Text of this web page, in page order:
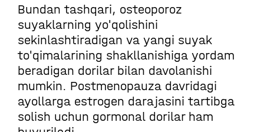
Bundan tashqari, osteoporoz
suyaklarning yo'qolishini
sekinlashtiradigan va yangi suyak
to'qimalarining shakllanishiga yordam
beradigan dorilar bilan davolanishi
mumkin. Postmenopauza davridagi
ayollarga estrogen darajasini tartibga
solish uchun gormonal dorilar ham